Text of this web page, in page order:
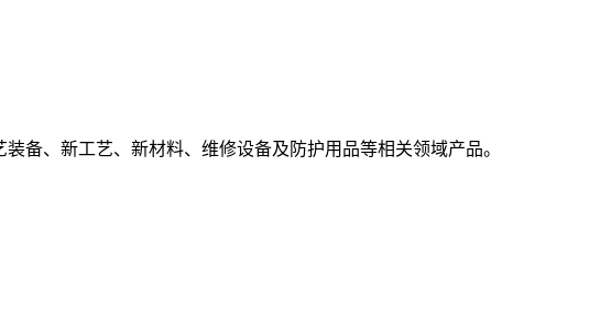
备、新工艺、新材料、维修设备及防护用品等相关领域产品。